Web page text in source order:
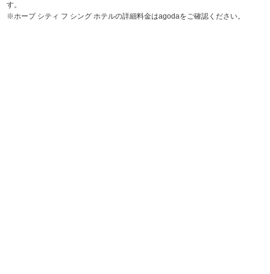
す。
※ホープ シティ フ シング ホテルの詳細料金はagodaをご確認ください。